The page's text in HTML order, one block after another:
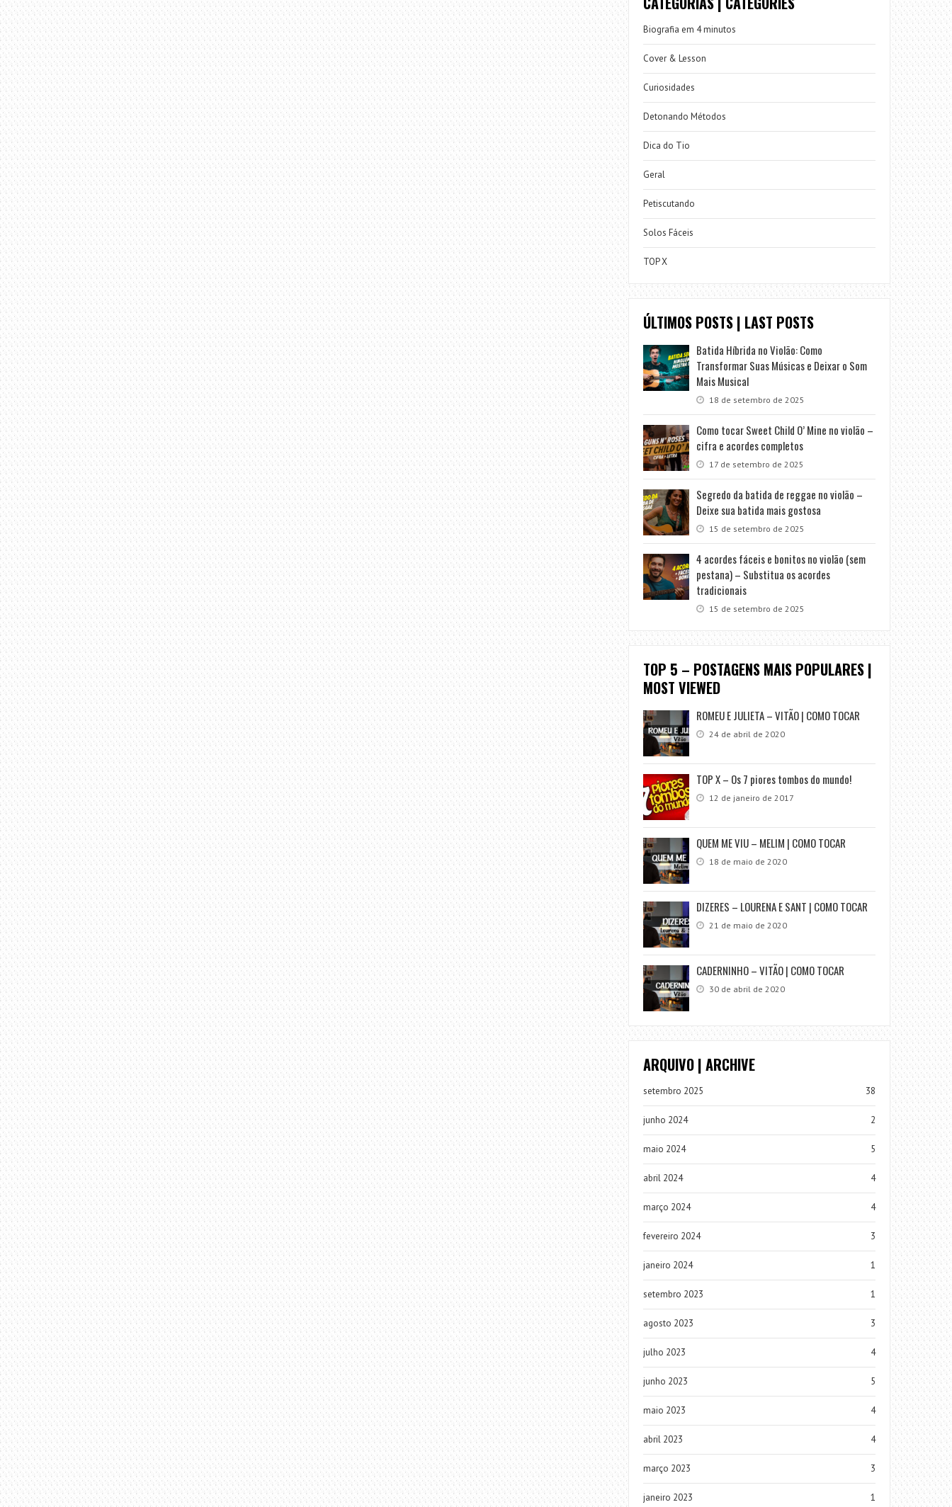
Biografia em 4 minutos
Cover & Lesson
Curiosidades
Detonando Métodos
Dica do Tio
Geral
Petiscutando
Solos Fáceis
TOP X
ÚLTIMOS POSTS | LAST POSTS
Batida Híbrida no Violão: Como
Transformar Suas Músicas e Deixar o Som
Mais Musical
18 de setembro de 2025
Como tocar Sweet Child O’ Mine no violão –
cifra e acordes completos
17 de setembro de 2025
Segredo da batida de reggae no violão –
Deixe sua batida mais gostosa
15 de setembro de 2025
4 acordes fáceis e bonitos no violão (sem
pestana) – Substitua os acordes
tradicionais
15 de setembro de 2025
TOP 5 – POSTAGENS MAIS POPULARES |
MOST VIEWED
ROMEU E JULIETA – VITÃO | COMO TOCAR
24 de abril de 2020
TOP X – Os 7 piores tombos do mundo!
12 de janeiro de 2017
QUEM ME VIU – MELIM | COMO TOCAR
18 de maio de 2020
DIZERES – LOURENA E SANT | COMO TOCAR
21 de maio de 2020
CADERNINHO – VITÃO | COMO TOCAR
30 de abril de 2020
ARQUIVO | ARCHIVE
setembro 2025 38
junho 2024 2
maio 2024 5
abril 2024 4
março 2024 4
fevereiro 2024 3
janeiro 2024 1
setembro 2023 1
agosto 2023 3
julho 2023 4
junho 2023 5
maio 2023 4
abril 2023 4
março 2023 3
janeiro 2023 1